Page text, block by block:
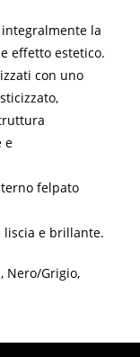
la
effetto estetico.
con uno
e
felpato
liscia e brillante.
Nero/Grigio,